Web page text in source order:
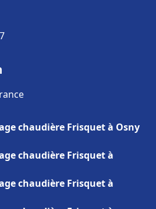
chaudière Frisquet à Osny
chaudière Frisquet à
chaudière Frisquet à